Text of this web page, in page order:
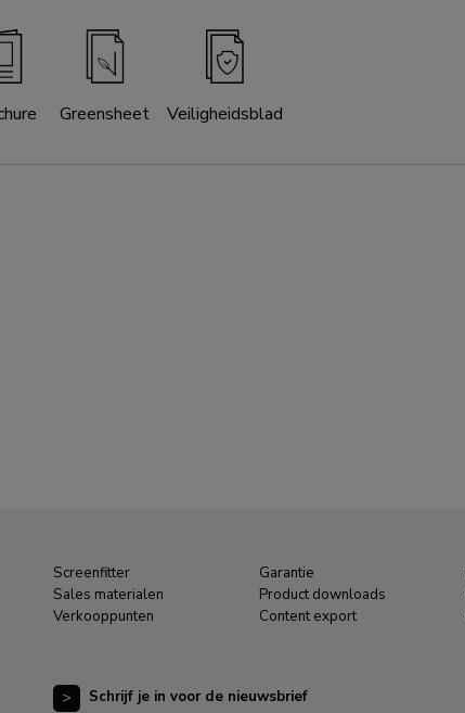
Greensheet Veiligheidsblad
Screenfitter
Sales materialen
Verkooppunten
Garantie
Product downloads
Content export
Schrijf je in voor de nieuwsbrief